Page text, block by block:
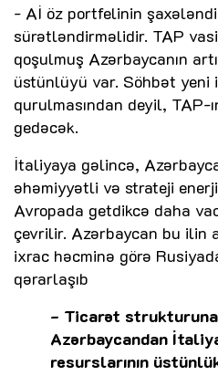
- Aİ öz portfelinin
sürətləndirməlidir. TAP
qoşulmuş Azərbaycanın
üstünlüyü var. Söhbət
qurulmasından deyil, TAP-
gedəcək.
İtaliyaya gəlincə,
əhəmiyyətli və strateji enerji
Avropada getdikcə daha
çevrilir. Azərbaycan bu ilin
ixrac həcminə görə
qərarlaşıb
- Ticarət strukturuna
Azərbaycandan
resurslarının